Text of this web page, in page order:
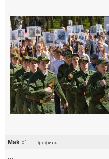
...
Mak Профиль
...